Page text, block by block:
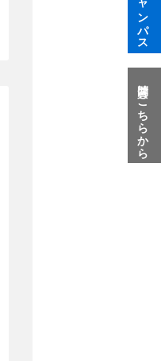
質問はこちらから